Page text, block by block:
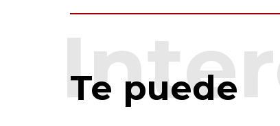
Te puede